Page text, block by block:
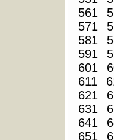
561
571
581
591
601
611
621
631
641
651